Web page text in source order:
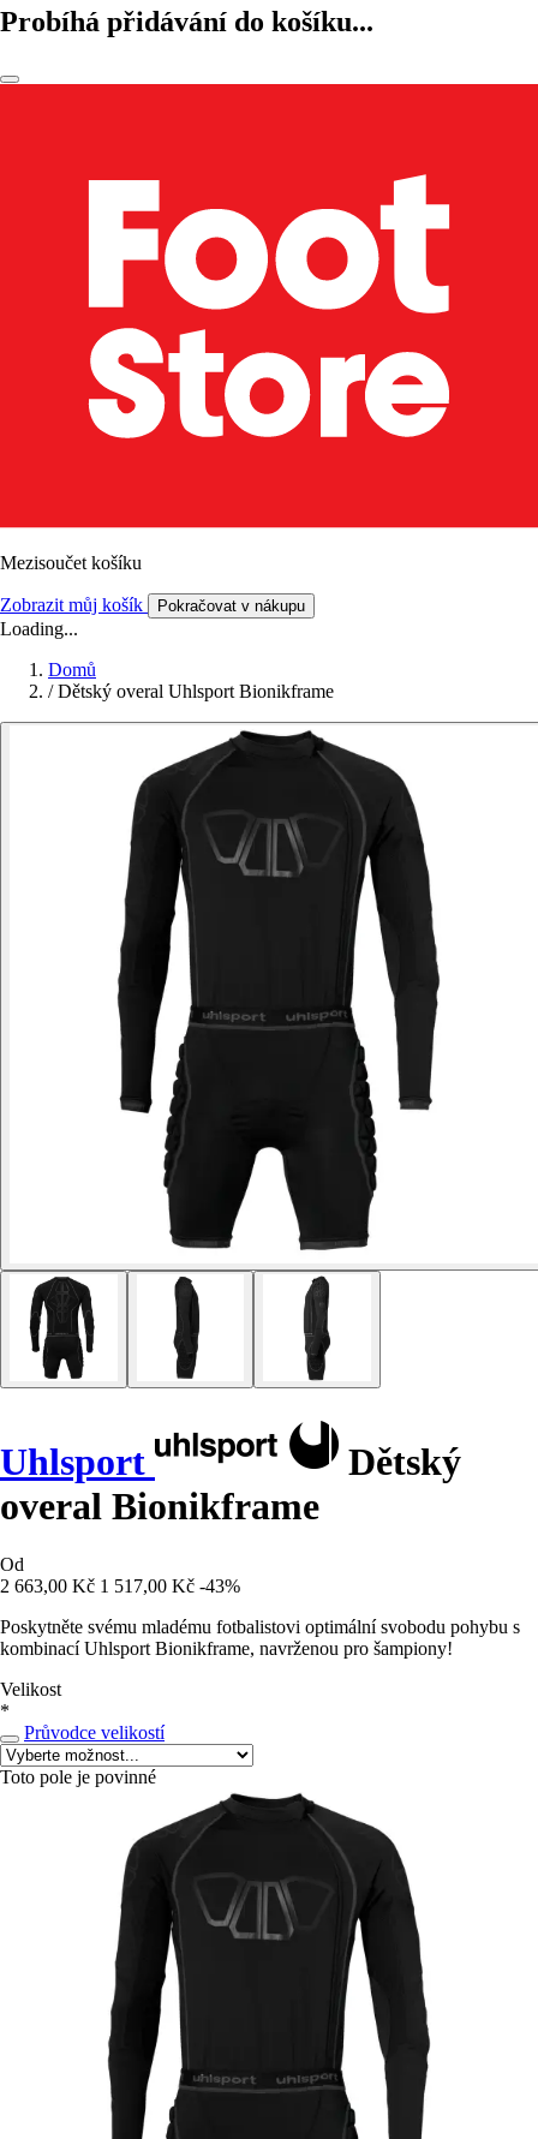
Probíhá přidávání do košíku...
Mezisoučet košíku
Zobrazit můj košík Pokračovat v nákupu
Loading...
Domů
/ Dětský overal Uhlsport Bionikframe
Uhlsport
Dětský
overal Bionikframe
Od
2 663,00 Kč 1 517,00 Kč -43%
Poskytněte svému mladému fotbalistovi optimální svobodu pohybu s
kombinací Uhlsport Bionikframe, navrženou pro šampiony!
Velikost
*
Průvodce velikostí
Toto pole je povinné